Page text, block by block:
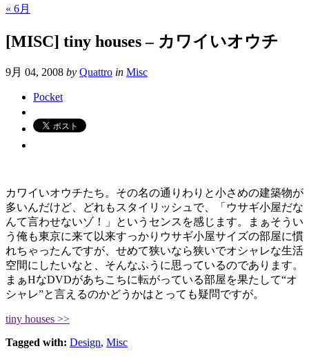
« 6月
[MISC] tiny houses – カワイいオウチ
9月 04, 2008 by Quattro in Misc
Pocket
カワイいオウチたち。その名の通りわりと小さめの建築物が
多いんだけど、どれもスタイリッシュで、「ウサギ小屋だな
んて言わせないゾ！」というセンスを感じます。まぁそうい
う俺も東京に来て以来すっかりウサギ小屋サイズの部屋に慣
れちゃったんですが、せめて狭いなら狭いでオシャレな生活
空間にしたいなと、そんなふうに思っているのであります。
まぁHなDVDがあちこちに転がっている部屋を果たして“オ
シャレ”と言えるのかどうかはとっても疑問ですが。
tiny houses >>
Tagged with: Design, Misc